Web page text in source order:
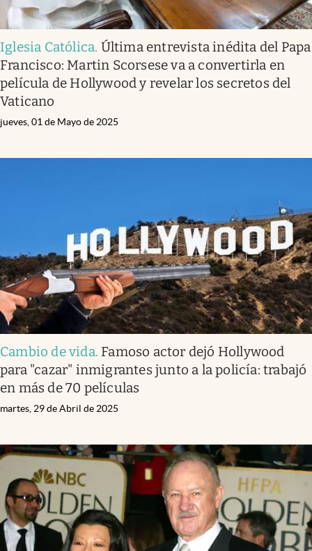
Iglesia Católica. Última entrevista inédita del Papa
Francisco: Martin Scorsese va a convertirla en
película de Hollywood y revelar los secretos del
Vaticano
jueves, 01 de Mayo de 2025
Cambio de vida. Famoso actor dejó Hollywood
para "cazar" inmigrantes junto a la policía: trabajó
en más de 70 películas
martes, 29 de Abril de 2025